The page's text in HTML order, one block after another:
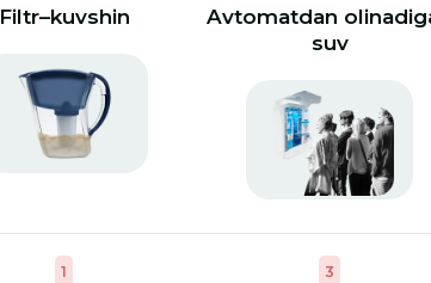
Filtr–kuvshin
Avtomatdan
suv
1 3